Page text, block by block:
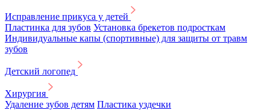
Исправление прикуса у детей
Пластинка для зубов Установка брекетов подросткам
Индивидуальные капы (спортивные) для защиты от травм
зубов
Детский логопед
Хирургия
Удаление зубов детям Пластика уздечки